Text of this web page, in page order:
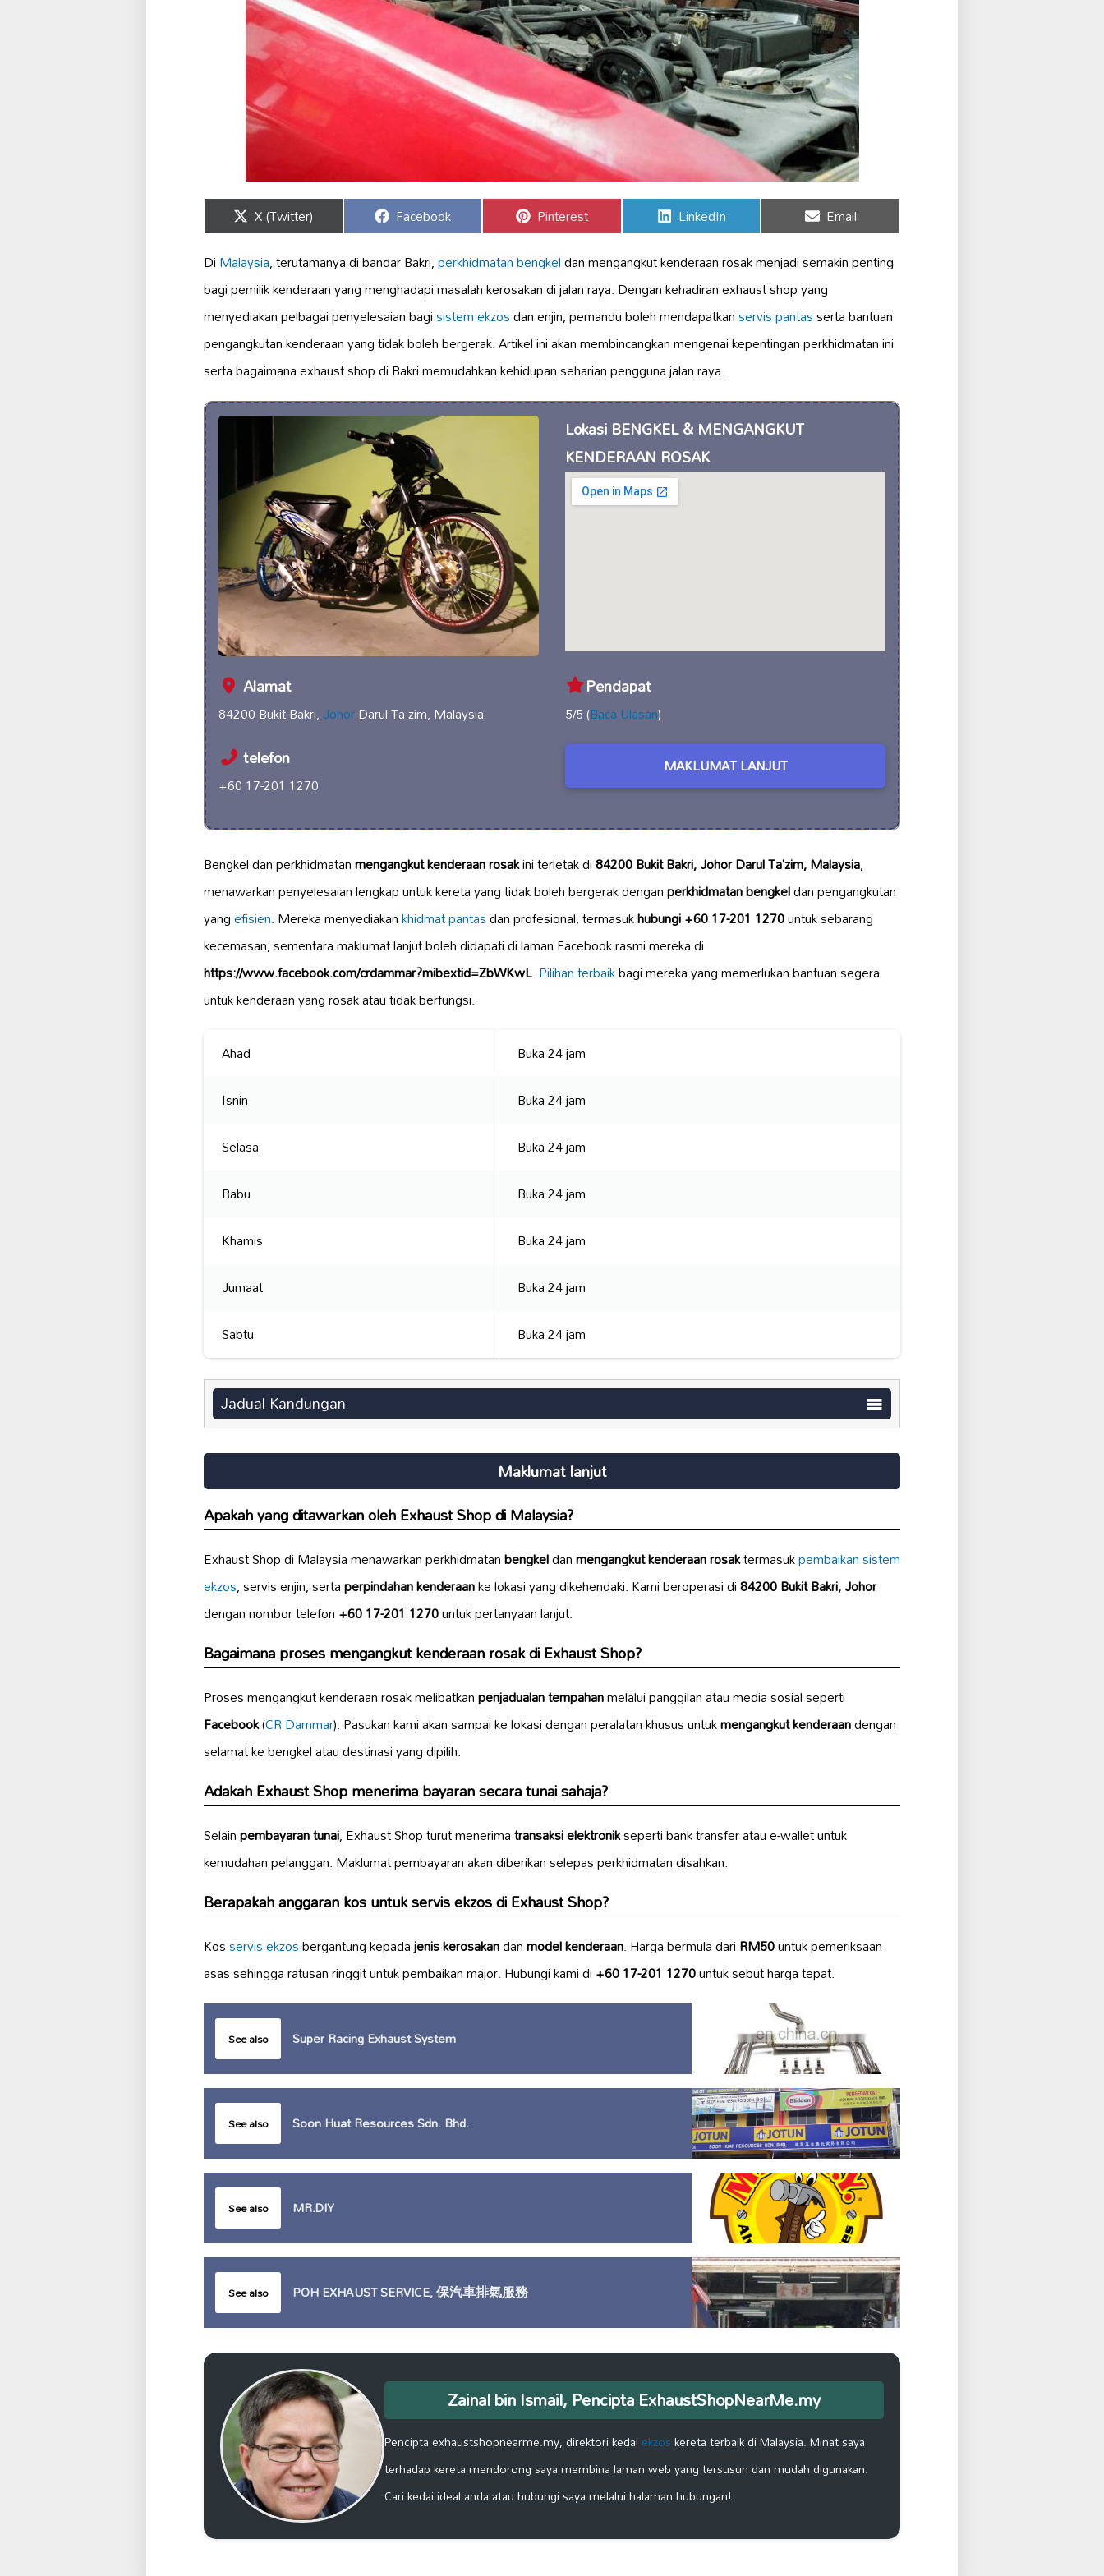
Share
on
X (Twitter) Share
on
Facebook Share
on
Pinterest Share
on
LinkedIn Share
on
Email
DiMalaysia, terutamanya di bandar Bakri,perkhidmatan bengkeldan mengangkut kenderaan rosak menjadi semakin penting
bagi pemilik kenderaan yang menghadapi masalah kerosakan di jalan raya. Dengan kehadiran exhaust shop yang
menyediakan pelbagai penyelesaian bagisistem ekzosdan enjin, pemandu boleh mendapatkanservis pantasserta bantuan
pengangkutan kenderaan yang tidak boleh bergerak. Artikel ini akan membincangkan mengenai kepentingan perkhidmatan ini
serta bagaimana exhaust shop di Bakri memudahkan kehidupan seharian pengguna jalan raya.
Alamat
84200 Bukit Bakri,JohorDarul Ta'zim, Malaysia
telefon
+60 17-201 1270
Lokasi BENGKEL & MENGANGKUT
KENDERAAN ROSAK
Pendapat
5/5 (Baca Ulasan)
MAKLUMAT LANJUT
Bengkel dan perkhidmatanmengangkut kenderaan rosakini terletak di84200 Bukit Bakri, Johor Darul Ta’zim, Malaysia,
menawarkan penyelesaian lengkap untuk kereta yang tidak boleh bergerak denganperkhidmatan bengkeldan pengangkutan
yangefisien. Mereka menyediakankhidmat pantasdan profesional, termasukhubungi +60 17-201 1270untuk sebarang
kecemasan, sementara maklumat lanjut boleh didapati di laman Facebook rasmi mereka di
https://www.facebook.com/crdammar?mibextid=ZbWKwL.Pilihan terbaikbagi mereka yang memerlukan bantuan segera
untuk kenderaan yang rosak atau tidak berfungsi.
Ahad
Buka 24 jam
Isnin
Buka 24 jam
Selasa
Buka 24 jam
Rabu
Buka 24 jam
Khamis
Buka 24 jam
Jumaat
Buka 24 jam
Sabtu
Buka 24 jam
Jadual Kandungan
Maklumat lanjut
Apakah yang ditawarkan oleh Exhaust Shop di Malaysia?
Exhaust Shop di Malaysia menawarkan perkhidmatanbengkeldanmengangkut kenderaan rosaktermasukpembaikan sistem
ekzos, servis enjin, sertaperpindahan kenderaanke lokasi yang dikehendaki. Kami beroperasi di84200 Bukit Bakri, Johor
dengan nombor telefon+60 17-201 1270untuk pertanyaan lanjut.
Bagaimana proses mengangkut kenderaan rosak di Exhaust Shop?
Proses mengangkut kenderaan rosak melibatkanpenjadualan tempahanmelalui panggilan atau media sosial seperti
Facebook(CR Dammar). Pasukan kami akan sampai ke lokasi dengan peralatan khusus untukmengangkut kenderaandengan
selamat ke bengkel atau destinasi yang dipilih.
Adakah Exhaust Shop menerima bayaran secara tunai sahaja?
Selainpembayaran tunai, Exhaust Shop turut menerimatransaksi elektronikseperti bank transfer atau e-wallet untuk
kemudahan pelanggan. Maklumat pembayaran akan diberikan selepas perkhidmatan disahkan.
Berapakah anggaran kos untuk servis ekzos di Exhaust Shop?
Kosservis ekzosbergantung kepadajenis kerosakandanmodel kenderaan. Harga bermula dariRM50untuk pemeriksaan
asas sehingga ratusan ringgit untuk pembaikan major. Hubungi kami di+60 17-201 1270untuk sebut harga tepat.
See also Super Racing Exhaust System
See also Soon Huat Resources Sdn. Bhd.
See also MR.DIY
See also POH EXHAUST SERVICE, 保汽車排氣服務
Zainal bin Ismail, Pencipta ExhaustShopNearMe.my
Pencipta exhaustshopnearme.my, direktori kedaiekzoskereta terbaik di Malaysia. Minat saya
terhadap kereta mendorong saya membina laman web yang tersusun dan mudah digunakan.
Cari kedai ideal anda atau hubungi saya melalui halaman hubungan!